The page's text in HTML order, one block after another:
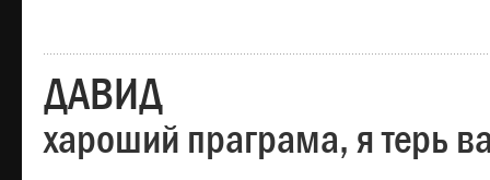
ДАВИД
хароший праграма, я терь